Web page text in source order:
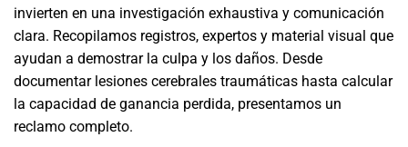
invierten en una investigación exhaustiva y comunicación
clara. Recopilamos registros, expertos y material visual que
ayudan a demostrar la culpa y los daños. Desde
documentar lesiones cerebrales traumáticas hasta calcular
la capacidad de ganancia perdida, presentamos un
reclamo completo.